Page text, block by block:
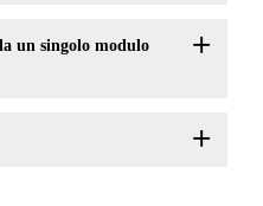
un singolo modulo